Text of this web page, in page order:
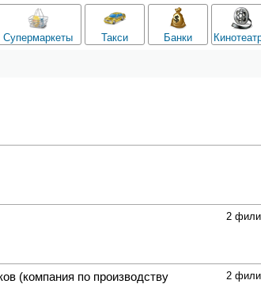
Супермаркеты Такси Банки
2
2
(компания по производству